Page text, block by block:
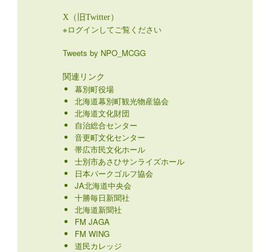
X（旧Twitter）
※ログインしてご覧ください
Tweets by NPO_MCGG
関連リンク
幕別町役場
北海道幕別町観光物産協会
北海道文化財団
自治総合センター
音更町文化センター
帯広市民文化ホール
士別市あさひサンライズホール
日本パークゴルフ協会
JA北海道中央会
十勝毎日新聞社
北海道新聞社
FM JAGA
FM WING
道民カレッジ